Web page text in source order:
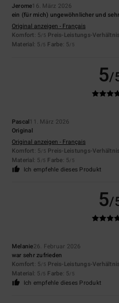
Jerome16. März 2026
ein (für mich) ungewöhnlicher und
Original anzeigen - Français
Komfort: 5/5 Preis-Leistungs-
Material: 5 /5 Farbe: 5/5
5/
Pascal11. März 2026
Original
Original anzeigen - Français
Komfort: 5/5 Preis-Leistungs-
Material: 5 /5 Farbe: 5/5
Ich empfehle dieses Produkt
5/
Melanie26. Februar 2026
war sehr zufrieden
Komfort: 5/5 Preis-Leistungs-
Material: 5 /5 Farbe: 5/5
Ich empfehle dieses Produkt